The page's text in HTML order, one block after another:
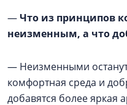
—Что из принципов
неизменным, а что
— Неизменными
комфортная среда и
добавятся более яркая